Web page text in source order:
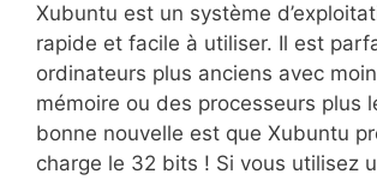
Xubuntu est un système
rapide et facile à utiliser. Il est
ordinateurs plus anciens avec
mémoire ou des processeurs plus
bonne nouvelle est que Xubuntu
charge le 32 bits ! Si vous utilisez